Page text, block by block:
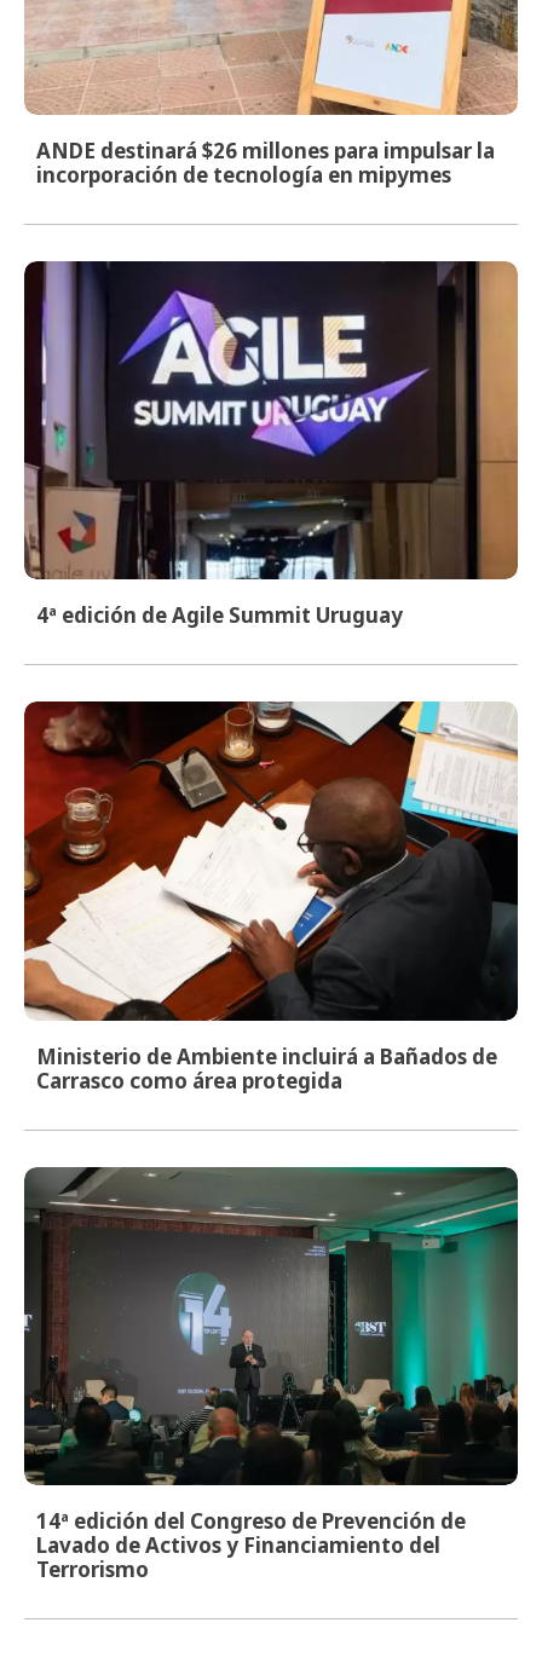
ANDE destinará $26 millones para impulsar la
incorporación de tecnología en mipymes
4ª edición de Agile Summit Uruguay
Ministerio de Ambiente incluirá a Bañados de
Carrasco como área protegida
14ª edición del Congreso de Prevención de
Lavado de Activos y Financiamiento del
Terrorismo